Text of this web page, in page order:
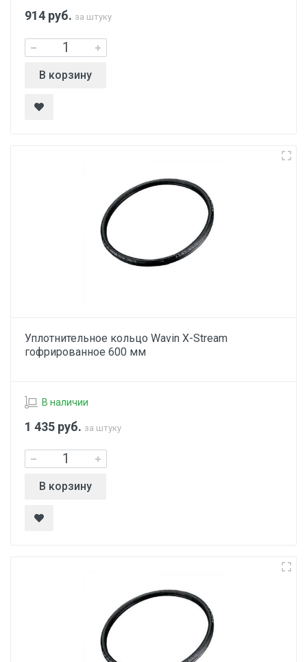
914 руб. за штуку
В корзину
Уплотнительное кольцо Wavin X-Stream
гофрированное 600 мм
В наличии
1 435 руб. за штуку
В корзину